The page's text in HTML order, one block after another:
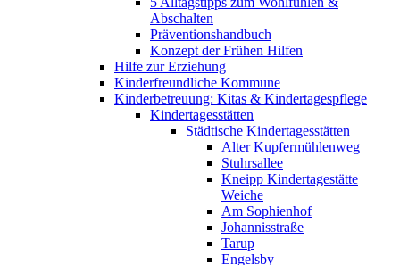
Abschalten
Präventionshandbuch
Konzept der Frühen Hilfen
Hilfe zur Erziehung
Kinderfreundliche Kommune
Kinderbetreuung: Kitas & Kindertagespflege
Kindertagesstätten
Städtische Kindertagesstätten
Alter Kupfermühlenweg
Stuhrsallee
Kneipp Kindertagestätte
Weiche
Am Sophienhof
Johannisstraße
Tarup
Engelsby